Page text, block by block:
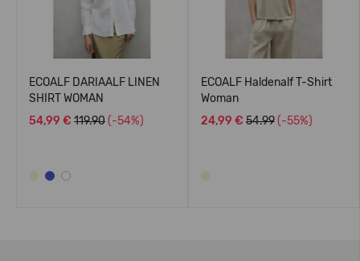
ECOALF DARIAALF LINEN
SHIRT WOMAN
54,99 € 119.90 (-54%)
ECOALF Haldenalf T-Shirt
Woman
24,99 € 54.99 (-55%)